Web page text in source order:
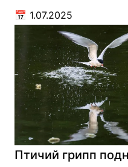
📅 1.07.2025
Птичий грипп